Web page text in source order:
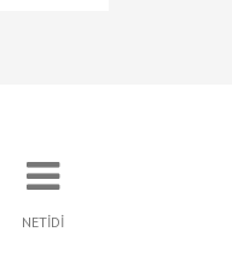
NETİDİ